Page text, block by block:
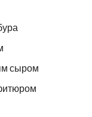
сыром